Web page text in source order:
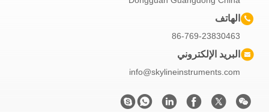
الهاتف
86-769-23830463
البريد الإلكتروني
info@skylineinstruments.com